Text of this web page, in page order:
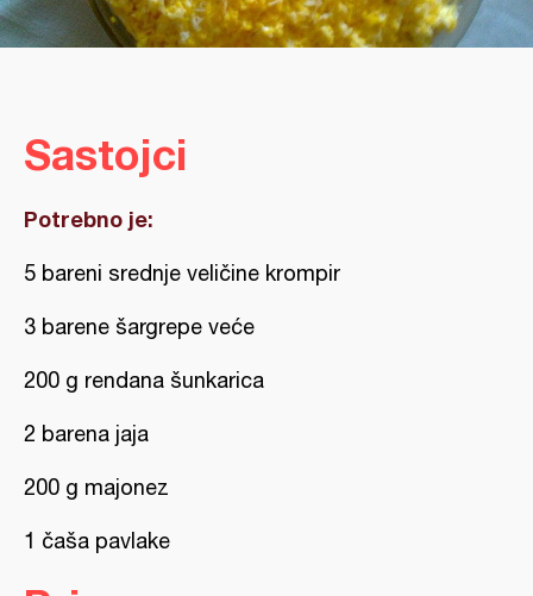
Sastojci
Potrebno je:
5 bareni srednje veličine krompir
3 barene šargrepe veće
200 g rendana šunkarica
2 barena jaja
200 g majonez
1 čaša pavlake